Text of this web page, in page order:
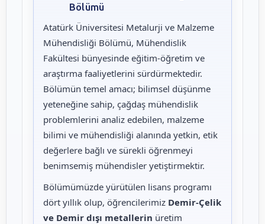
Bölümü
Atatürk Üniversitesi Metalurji ve Malzeme
Mühendisliği Bölümü, Mühendislik
Fakültesi bünyesinde eğitim-öğretim ve
araştırma faaliyetlerini sürdürmektedir.
Bölümün temel amacı; bilimsel düşünme
yeteneğine sahip, çağdaş mühendislik
problemlerini analiz edebilen, malzeme
bilimi ve mühendisliği alanında yetkin, etik
değerlere bağlı ve sürekli öğrenmeyi
benimsemiş mühendisler yetiştirmektir.
Bölümümüzde yürütülen lisans programı
dört yıllık olup, öğrencilerimiz Demir-Çelik
ve Demir dışı metallerin üretim